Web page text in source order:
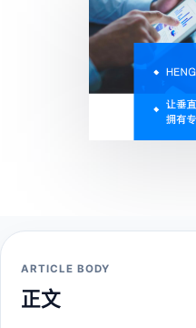
ARTICLE BODY
正文